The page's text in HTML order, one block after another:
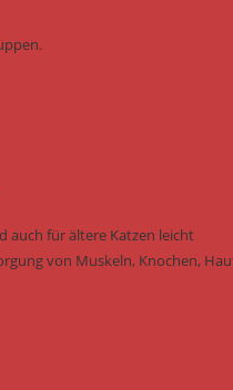
auch für ältere Katzen leicht
von Muskeln, Knochen,